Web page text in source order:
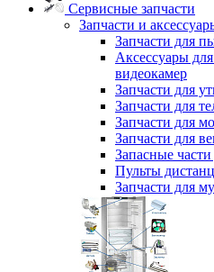
Сервисные запчасти
Запчасти и
Запчасти для
Аксессуары
видеокамер
Запчасти для
Запчасти для
Запчасти для
Запчасти для
Запасные
Пульты
Запчасти для